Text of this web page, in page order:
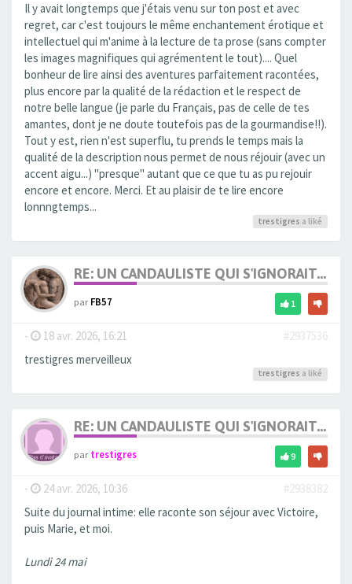
Il y avait longtemps que j'étais venu sur ton post et avec
regret, car c'est toujours le même enchantement érotique et
intellectuel qui m'anime à la lecture de ta prose (sans compter
les images magnifiques qui agrémentent le tout).... Quel
bonheur de lire ainsi des aventures parfaitement racontées,
plus encore par la qualité de la rédaction et le respect de
notre belle langue (je parle du Français, pas de celle de tes
amantes, dont je ne doute toutefois pas de la gourmandise!!).
Tout y est, rien n'est superflu, tu prends le temps mais la
qualité de la description nous permet de nous réjouir (avec un
accent aigu...) "presque" autant que ce que tu as pu rejouir
encore et encore. Merci. Et au plaisir de te lire encore
lonnngtemps...
trestigres a liké
RE: UN CANDAULISTE QUI S'IGNORAIT...
parFB57 1
- 18 avr. 2026, 16:21
#2937536
trestigres merveilleux
trestigres a liké
RE: UN CANDAULISTE QUI S'IGNORAIT...
partrestigres 9
- 24 avr. 2026, 10:36
#2938382
Suite du journal intime: elle raconte son séjour avec Victoire,
puis Marie, et moi.
Lundi 24 mai